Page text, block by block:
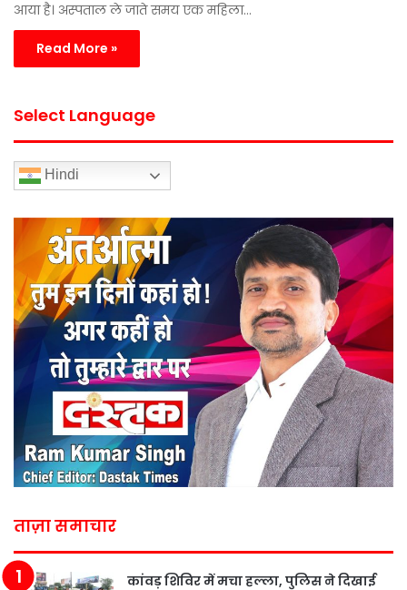
आया है। अस्पताल ले जाते समय एक महिला…
Read More »
Select Language
Hindi
ताज़ा समाचार
कांवड़ शिविर में मचा हल्ला, पुलिस ने दिखाई